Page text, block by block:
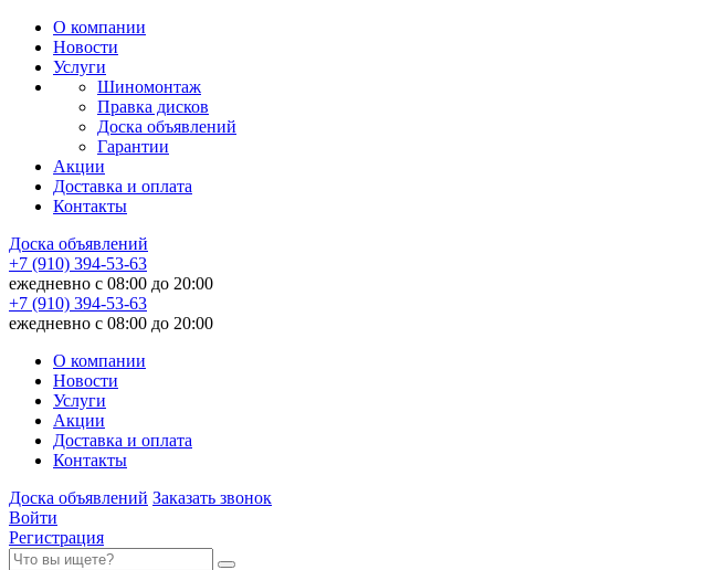
О компании
Новости
Услуги
Шиномонтаж
Правка дисков
Доска объявлений
Гарантии
Акции
Доставка и оплата
Контакты
Доска объявлений
+7 (910) 394-53-63
ежедневно с 08:00 до 20:00
+7 (910) 394-53-63
ежедневно с 08:00 до 20:00
О компании
Новости
Услуги
Акции
Доставка и оплата
Контакты
Доска объявлений Заказать звонок
Войти
Регистрация